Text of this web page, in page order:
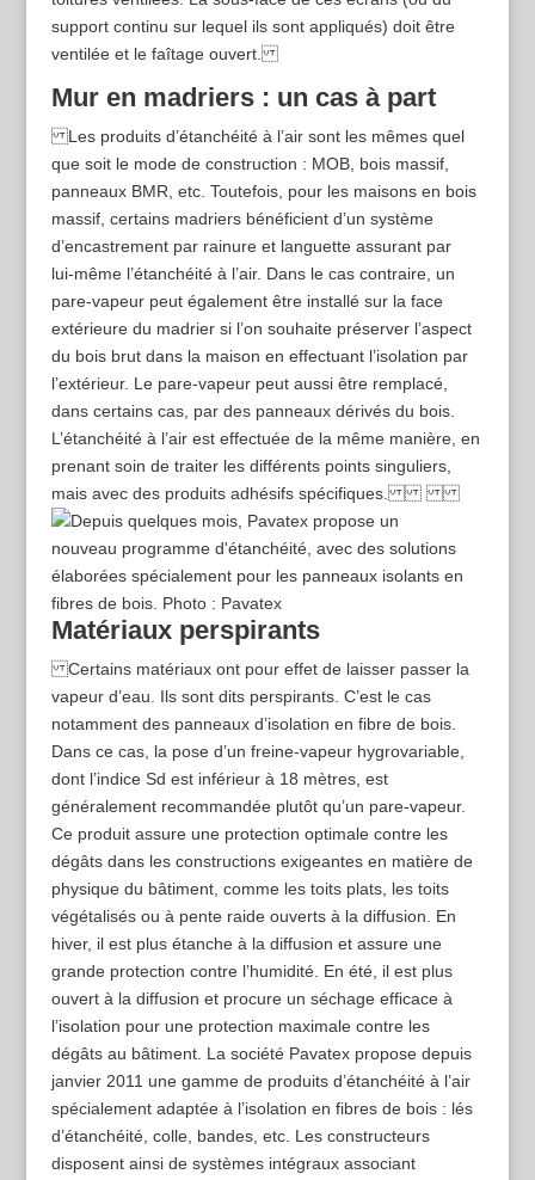
support continu sur lequel ils sont appliqués) doit être
ventilée et le faîtage ouvert.
Mur en madriers : un cas à part
Les produits d’étanchéité à l’air sont les mêmes quel
que soit le mode de construction : MOB, bois massif,
panneaux BMR, etc. Toutefois, pour les maisons en bois
massif, certains madriers bénéficient d’un système
d’encastrement par rainure et languette assurant par
lui-­même l’étanchéité à l’air. Dans le cas contraire, un
pare-vapeur peut également être installé sur la face
extérieure du madrier si l’on souhaite préserver l’aspect
du bois brut dans la maison en effectuant l’isolation par
l’extérieur. Le pare-­vapeur peut aussi être remplacé,
dans certains cas, par des panneaux dérivés du bois.
L’étanchéité à l’air est effectuée de la même manière, en
prenant soin de traiter les différents points singuliers,
mais avec des produits adhésifs spécifiques.
Matériaux perspirants
Certains matériaux ont pour effet de laisser passer la
vapeur d’eau. Ils sont dits perspirants. C’est le cas
notamment des panneaux d’isolation en fibre de bois.
Dans ce cas, la pose d’un freine-­vapeur hygrovariable,
dont l’indice Sd est inférieur à 18 mètres, est
généralement recommandée plutôt qu’un pare-vapeur.
Ce produit assure une protection optimale contre les
dégâts dans les constructions exigeantes en matière de
physique du bâtiment, comme les toits plats, les toits
végétalisés ou à pente raide ouverts à la diffusion. En
hiver, il est plus étanche à la diffusion et assure une
grande protection contre l’humidité. En été, il est plus
ouvert à la diffusion et procure un séchage efficace à
l’isolation pour une protection maximale contre les
dégâts au bâtiment. La société Pavatex propose depuis
janvier 2011 une gamme de produits d’étanchéité à l’air
spécialement adaptée à l’isolation en fibres de bois : lés
d’étanchéité, colle, bandes, etc. Les constructeurs
disposent ainsi de systèmes intégraux associant